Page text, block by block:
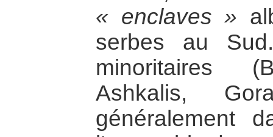
« enclaves »
serbes au
minoritaires
Ashkalis,
généralement